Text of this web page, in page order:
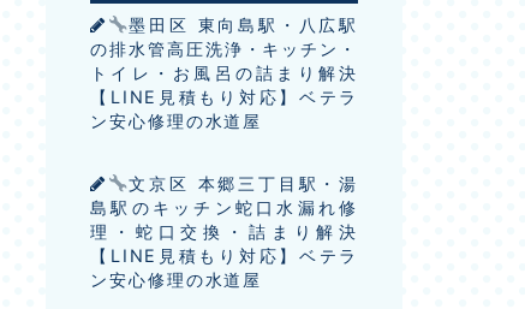
墨田区 東向島駅・八広駅
の排水管高圧洗浄・キッチン・
トイレ・お風呂の詰まり解決
【LINE見積もり対応】ベテラ
ン安心修理の水道屋
文京区 本郷三丁目駅・湯
島駅のキッチン蛇口水漏れ修
理・蛇口交換・詰まり解決
【LINE見積もり対応】ベテラ
ン安心修理の水道屋